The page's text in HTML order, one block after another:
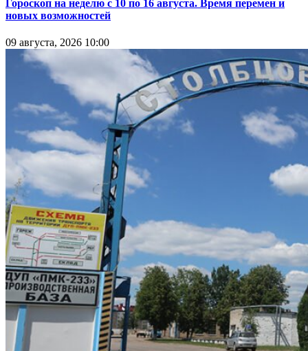
Гороскоп на неделю с 10 по 16 августа. Время перемен и
новых возможностей
09 августа, 2026 10:00